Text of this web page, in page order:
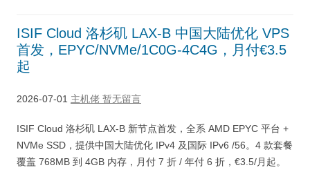
ISIF Cloud 洛杉矶 LAX-B 中国大陆优化 VPS
首发，EPYC/NVMe/1C0G-4C4G，月付€3.5
起
2026-07-01 主机佬 暂无留言
ISIF Cloud 洛杉矶 LAX-B 新节点首发，全系 AMD EPYC 平台 +
NVMe SSD，提供中国大陆优化 IPv4 及国际 IPv6 /56。4 款套餐
覆盖 768MB 到 4GB 内存，月付 7 折 / 年付 6 折，€3.5/月起。